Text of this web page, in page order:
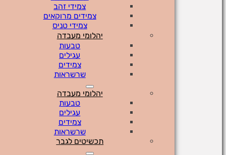
צמידי זהב
צמידים מרוקאים
צמידי טניס
יהלומי מעבדה
טבעות
עגילים
צמידים
שרשראות
יהלומי מעבדה
טבעות
עגילים
צמידים
שרשראות
תכשיטים לגבר